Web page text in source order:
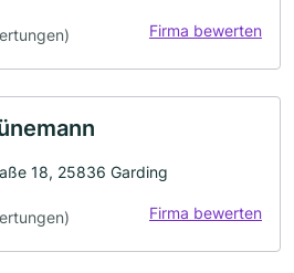
Firma bewerten
18, 25836 Garding
Firma bewerten